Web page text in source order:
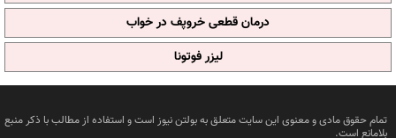
درمان قطعی خروپف در خواب
لیزر فوتونا
تمام حقوق مادی و معنوی این سایت متعلق به بولتن نیوز است و استفاده از مطالب با ذکر منبع
بلامانع است.